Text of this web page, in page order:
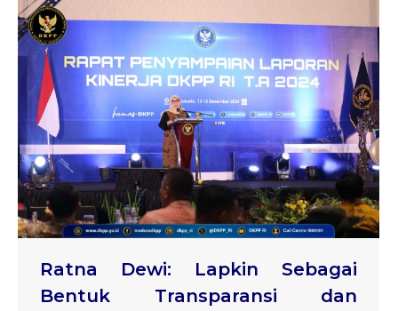
Ratna Dewi: Lapkin Sebagai
Bentuk Transparansi dan